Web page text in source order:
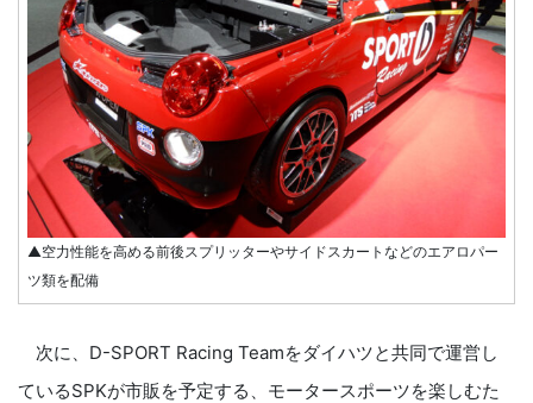
▲空力性能を高める前後スプリッターやサイドスカートなどのエアロパー
ツ類を配備
次に、D-SPORT Racing Teamをダイハツと共同で運営し
ているSPKが市販を予定する、モータースポーツを楽しむた